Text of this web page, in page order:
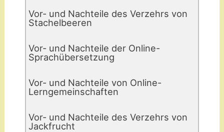
Vor- und Nachteile des Verzehrs von
Stachelbeeren
Vor- und Nachteile der Online-
Sprachübersetzung
Vor- und Nachteile von Online-
Lerngemeinschaften
Vor- und Nachteile des Verzehrs von
Jackfrucht